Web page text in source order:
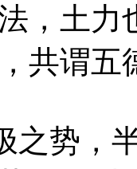
，土力
共谓五
势，半